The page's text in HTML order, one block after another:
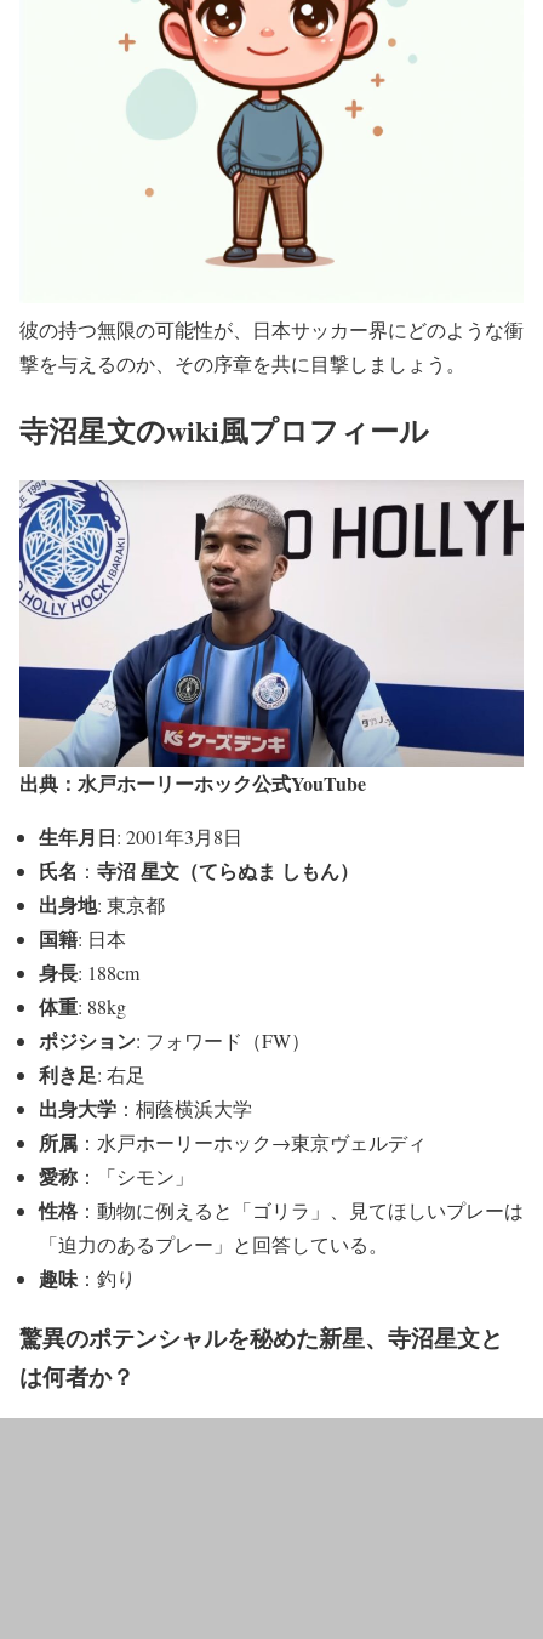
彼の持つ無限の可能性が、日本サッカー界にどのような衝
撃を与えるのか、その序章を共に目撃しましょう。
寺沼星文のwiki風プロフィール
出典：水戸ホーリーホック公式YouTube
生年月日: 2001年3月8日
氏名 ： 寺沼 星文（てらぬま しもん）
出身地: 東京都
国籍: 日本
身長: 188cm
体重: 88kg
ポジション: フォワード（FW）
利き足: 右足
出身大学 ：桐蔭横浜大学
所属 ：水戸ホーリーホック→東京ヴェルディ
愛称 ：「シモン」
性格 ：動物に例えると「ゴリラ」、見てほしいプレーは
「迫力のあるプレー」と回答している。
趣味 ：釣り
驚異のポテンシャルを秘めた新星、寺沼星文と
は何者か？